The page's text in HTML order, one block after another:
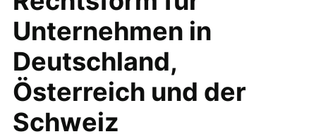
Unternehmen in
Deutschland,
Österreich und der
Schweiz